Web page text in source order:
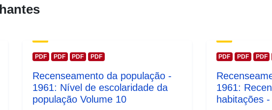
PDF PDF PDF PDF
Recenseamento da população -
1961: Nível de escolaridade da
população Volume 10
PDF PDF PDF
1961:
habitações